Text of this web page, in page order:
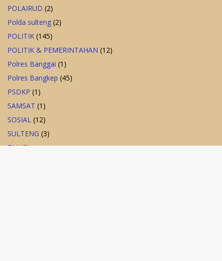
POLAIRUD (2)
Polda sulteng (2)
POLITIK (145)
POLITIK & PEMERINTAHAN (12)
Polres Banggai (1)
Polres Bangkep (45)
PSDKP (1)
SAMSAT (1)
SOSIAL (12)
SULTENG (3)
TNI(2)